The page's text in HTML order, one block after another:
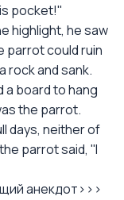
pocket!''
highlight, he saw
parrot could ruin
rock and sank.
a board to hang
the parrot.
days, neither of
parrot said, ''I
анекдот>>>